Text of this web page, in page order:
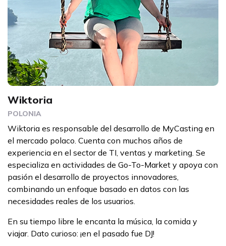
Wiktoria
POLONIA
Wiktoria es responsable del desarrollo de MyCasting en
el mercado polaco. Cuenta con muchos años de
experiencia en el sector de TI, ventas y marketing. Se
especializa en actividades de Go-To-Market y apoya con
pasión el desarrollo de proyectos innovadores,
combinando un enfoque basado en datos con las
necesidades reales de los usuarios.
En su tiempo libre le encanta la música, la comida y
viajar. Dato curioso: ¡en el pasado fue DJ!